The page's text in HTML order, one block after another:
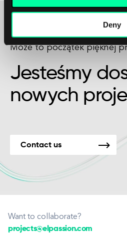
Deny
Może to początek pięknej
Jesteśmy
nowych
Contact us
Want to collaborate?
projects@elpassion.com